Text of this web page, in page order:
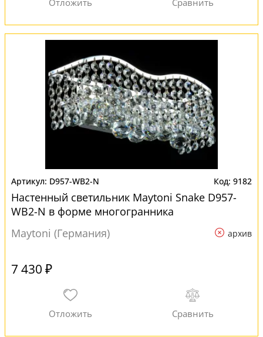
D957-WB2-N 9182
Настенный светильник Maytoni Snake D957-
WB2-N в форме многогранника
Maytoni (Германия)
архив
7 430 ₽